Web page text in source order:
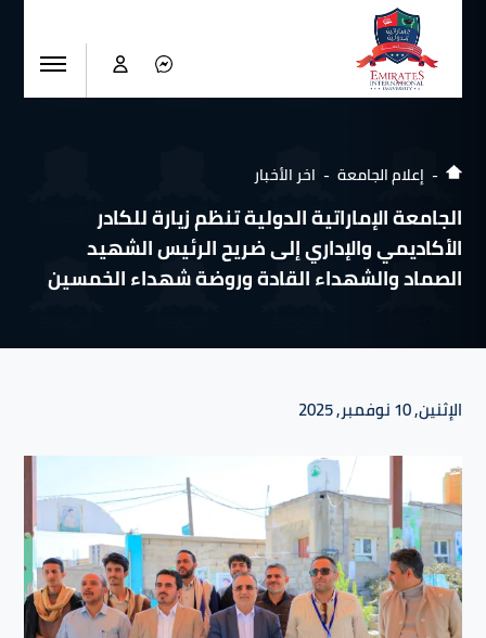
إعلام الجامعة اخر الأخبار
الجامعة الإماراتية الدولية تنظم زيارة للكادر
الأكاديمي والإداري إلى ضريح الرئيس الشهيد
الصماد والشهداء القادة وروضة شهداء الخمسين
الإثنين, 10 نوفمبر, 2025